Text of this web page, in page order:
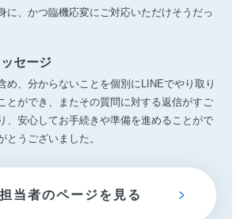
に、かつ臨機応変にご対応いただけそうだっ
セージ
め、分からないことを個別にLINEでやり取り
とができ、またその質問に対する返信がすご
、安心してお手続きや準備を進めることがで
とうございました。
担当者のページを見る